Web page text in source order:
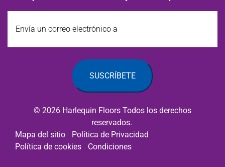
un
© 2026 Harlequin Floors Todos los derechos
reservados.
Mapa del sitio
Política de Privacidad
Política de cookies
Condiciones